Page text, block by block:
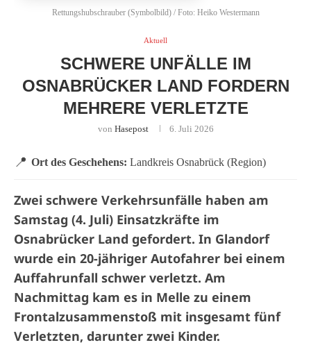
Rettungshubschrauber (Symbolbild) / Foto: Heiko Westermann
Aktuell
SCHWERE UNFÄLLE IM
OSNABRÜCKER LAND FORDERN
MEHRERE VERLETZTE
von Hasepost 6. Juli 2026
📍 Ort des Geschehens: Landkreis Osnabrück (Region)
Zwei schwere Verkehrsunfälle haben am
Samstag (4. Juli) Einsatzkräfte im
Osnabrücker Land gefordert. In Glandorf
wurde ein 20-jähriger Autofahrer bei einem
Auffahrunfall schwer verletzt. Am
Nachmittag kam es in Melle zu einem
Frontalzusammenstoß mit insgesamt fünf
Verletzten, darunter zwei Kinder.